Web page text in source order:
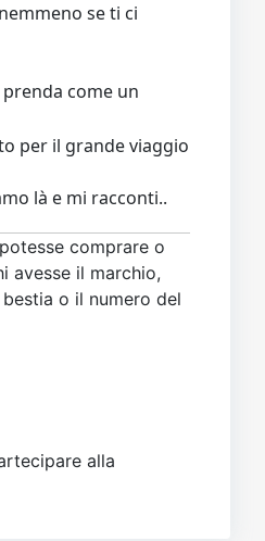
se ti ci
come un
per il grande viaggio
là e mi racconti..
comprare o
avesse il marchio,
o il numero del
alla